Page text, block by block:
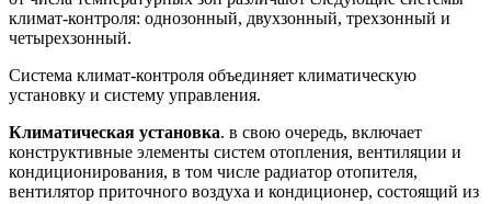
климат-контроля: однозонный, двухзонный, трехзонный и
четырехзонный.
Система климат-контроля объединяет климатическую
установку и систему управления.
Климатическая установка. в свою очередь, включает
конструктивные элементы систем отопления, вентиляции и
кондиционирования, в том числе радиатор отопителя,
вентилятор приточного воздуха и кондиционер, состоящий из